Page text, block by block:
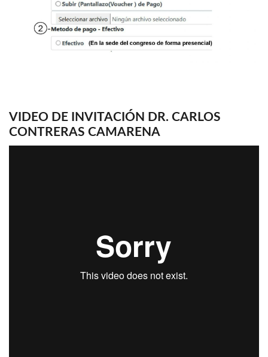
VIDEO DE INVITACIÓN DR. CARLOS
CONTRERAS CAMARENA